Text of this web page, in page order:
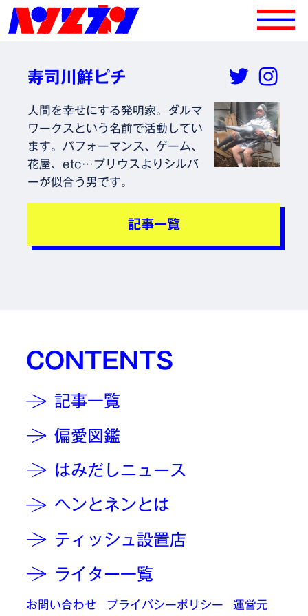
寿司川鮮ピチ
人間を幸せにする発明家。ダルマ
ワークスという名前で活動してい
ます。パフォーマンス、ゲーム、
花屋、etc…プリウスよりシルバ
ーが似合う男です。
記事一覧
CONTENTS
記事一覧
偏愛図鑑
はみだしニュース
ヘンとネンとは
ティッシュ設置店
ライター一覧
お問い合わせ プライバシーポリシー 運営元